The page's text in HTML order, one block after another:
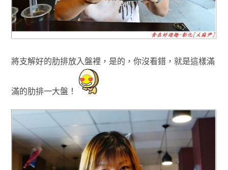
將支解好的肋排放入盤裡 ， 是的，你沒看錯，就是這樣滿
滿的肋排一大盤！